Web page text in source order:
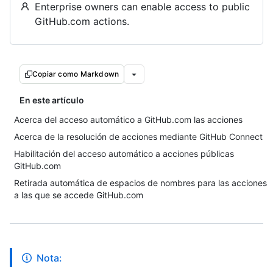
Enterprise owners can enable access to public
GitHub.com actions.
Copiar como Markdown
En este artículo
Acerca del acceso automático a GitHub.com las acciones
Acerca de la resolución de acciones mediante GitHub Connect
Habilitación del acceso automático a acciones públicas
GitHub.com
Retirada automática de espacios de nombres para las acciones
a las que se accede GitHub.com
Nota: